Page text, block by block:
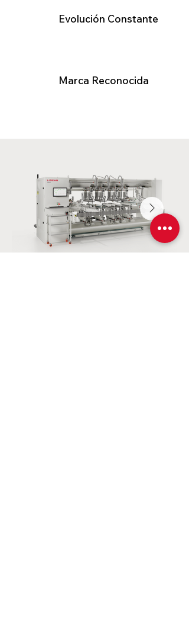
Evolución Constante
Marca Reconocida